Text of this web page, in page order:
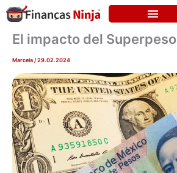
Skip
to
content
El impacto del Superpeso
Marcela/29.02.2024